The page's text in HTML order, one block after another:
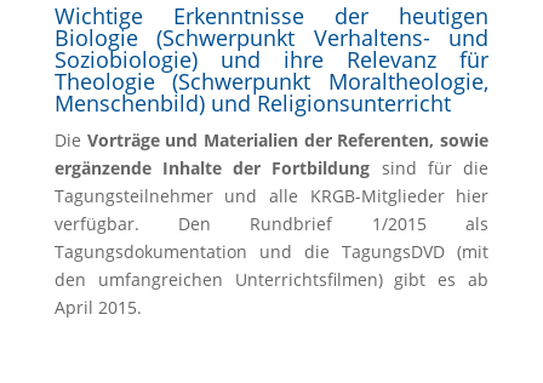
Wichtige Erkenntnisse der heutigen
Biologie (Schwerpunkt Verhaltens- und
Soziobiologie) und ihre Relevanz für
Theologie (Schwerpunkt Moraltheologie,
Menschenbild) und Religionsunterricht
Die Vorträge und Materialien der Referenten, sowie
ergänzende Inhalte der Fortbildung sind für die
Tagungsteilnehmer und alle KRGB-Mitglieder hier
verfügbar. Den Rundbrief 1/2015 als
Tagungsdokumentation und die TagungsDVD (mit
den umfangreichen Unterrichtsfilmen) gibt es ab
April 2015.